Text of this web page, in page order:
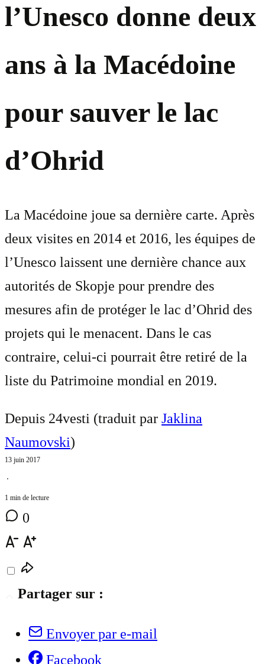
l’Unesco donne deux
ans à la Macédoine
pour sauver le lac
d’Ohrid
La Macédoine joue sa dernière carte. Après
deux visites en 2014 et 2016, les équipes de
l’Unesco laissent une dernière chance aux
autorités de Skopje pour prendre des
mesures afin de protéger le lac d’Ohrid des
projets qui le menacent. Dans le cas
contraire, celui-ci pourrait être retiré de la
liste du Patrimoine mondial en 2019.
Depuis 24vesti (traduit par Jaklina
Naumovski)
13 juin 2017
⋅
1 min de lecture
0
Partager sur :
Envoyer par e-mail
Facebook